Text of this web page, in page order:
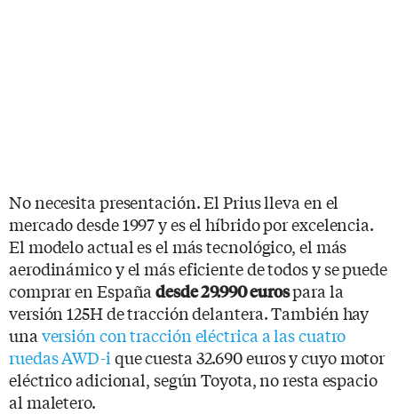
No necesita presentación. El Prius lleva en el
mercado desde 1997 y es el híbrido por excelencia.
El modelo actual es el más tecnológico, el más
aerodinámico y el más eficiente de todos y se puede
comprar en Españadesde 29.990 eurospara la
versión 125H de tracción delantera. También hay
una versión con tracción eléctrica a las cuatro
ruedas AWD-ique cuesta 32.690 euros y cuyo motor
eléctrico adicional, según Toyota, no resta espacio
al maletero.